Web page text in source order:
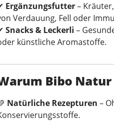
Ergänzungsfutter–
Verdauung, Fell oder
Snacks & Leckerli –
künstliche Aromastoffe.
Bibo
Natürliche Rezepturen –